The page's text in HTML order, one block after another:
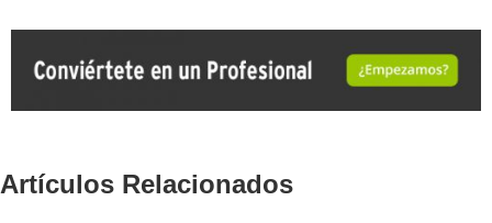
Artículos Relacionados